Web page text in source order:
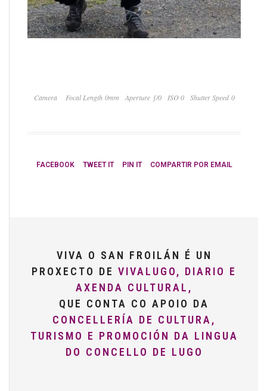
Camera Focal Length 0mm Aperture ƒ/0 ISO 0 Shutter Speed 0
FACEBOOK TWEET IT PIN IT COMPARTIR POR EMAIL
VIVA O SAN FROILÁN É UN
PROXECTO DE VIVALUGO, DIARIO E
AXENDA CULTURAL,
QUE CONTA CO APOIO DA
CONCELLERÍA DE CULTURA,
TURISMO E PROMOCIÓN DA LINGUA
DO CONCELLO DE LUGO